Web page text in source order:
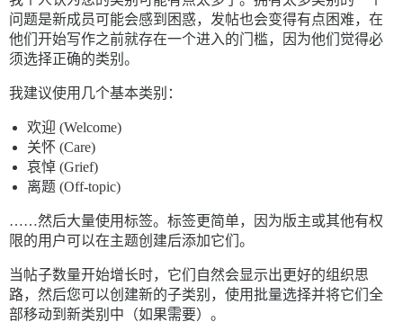
问题是新成员可能会感到困惑，发帖也会变得有点困难，在
他们开始写作之前就存在一个进入的门槛，因为他们觉得必
须选择正确的类别。
我建议使用几个基本类别：
欢迎 (Welcome)
关怀 (Care)
哀悼 (Grief)
离题 (Off-topic)
……然后大量使用标签。标签更简单，因为版主或其他有权
限的用户可以在主题创建后添加它们。
当帖子数量开始增长时，它们自然会显示出更好的组织思
路，然后您可以创建新的子类别，使用批量选择并将它们全
部移动到新类别中（如果需要）。